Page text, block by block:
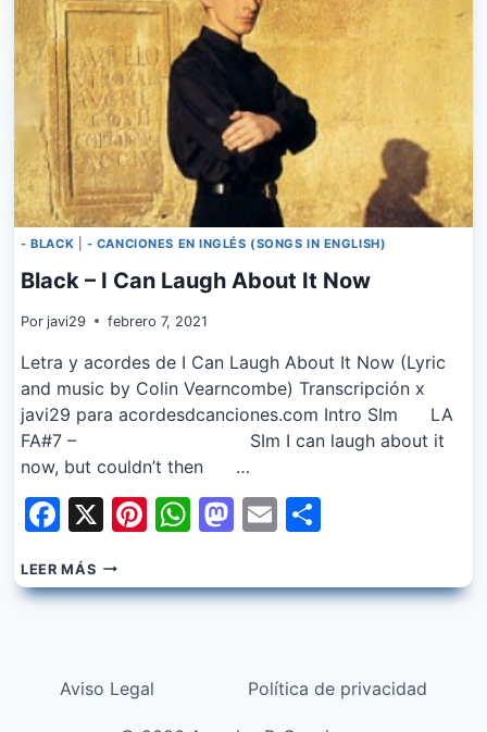
- BLACK - CANCIONES EN INGLÉS (SONGS IN ENGLISH)
Black – I Can Laugh About It Now
Por javi29 febrero 7, 2021
Letra y acordes de I Can Laugh About It Now (Lyric
and music by Colin Vearncombe) Transcripción x
javi29 para acordesdcanciones.com Intro SIm LA
FA#7 – SIm I can laugh about it
now, but couldn’t then …
Facebook
X Pinterest
WhatsApp
Mastodon
Email
LEER MÁSBLACK
–
I
IT
Aviso Legal Política de privacidad